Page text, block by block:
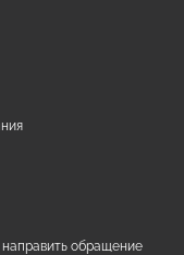
обращение